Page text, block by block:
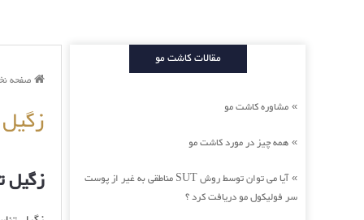
صفحه
زگیل
زگیل
مقالات کاشت مو
» مشاوره کاشت مو
» همه چیز در مورد کاشت مو
»
آیا می توان توسط روش SUT مناطقی به غیر از پوست
سر فولیکول مو دریافت کرد ؟